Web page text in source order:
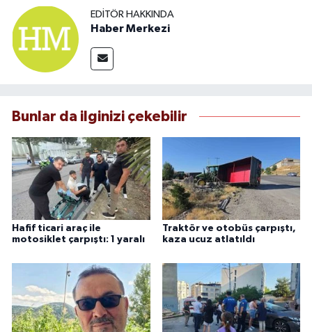
EDITÖR HAKKINDA
Haber Merkezi
Bunlar da ilginizi çekebilir
Hafif ticari araç ile
motosiklet çarpıştı: 1 yaralı
Traktör ve otobüs çarpıştı,
kaza ucuz atlatıldı